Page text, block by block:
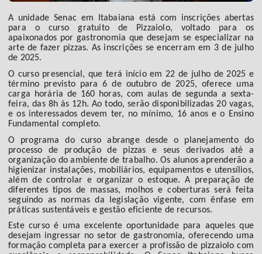
A unidade Senac em Itabaiana está com inscrições abertas
para o curso gratuito de Pizzaiolo, voltado para os
apaixonados por gastronomia que desejam se especializar na
arte de fazer pizzas. As inscrições se encerram em 3 de julho
de 2025.
O curso presencial, que terá início em 22 de julho de 2025 e
término previsto para 6 de outubro de 2025, oferece uma
carga horária de 160 horas, com aulas de segunda a sexta-
feira, das 8h às 12h. Ao todo, serão disponibilizadas 20 vagas,
e os interessados devem ter, no mínimo, 16 anos e o Ensino
Fundamental completo.
O programa do curso abrange desde o planejamento do
processo de produção de pizzas e seus derivados até a
organização do ambiente de trabalho. Os alunos aprenderão a
higienizar instalações, mobiliários, equipamentos e utensílios,
além de controlar e organizar o estoque. A preparação de
diferentes tipos de massas, molhos e coberturas será feita
seguindo as normas da legislação vigente, com ênfase em
práticas sustentáveis e gestão eficiente de recursos.
Este curso é uma excelente oportunidade para aqueles que
desejam ingressar no setor de gastronomia, oferecendo uma
formação completa para exercer a profissão de pizzaiolo com